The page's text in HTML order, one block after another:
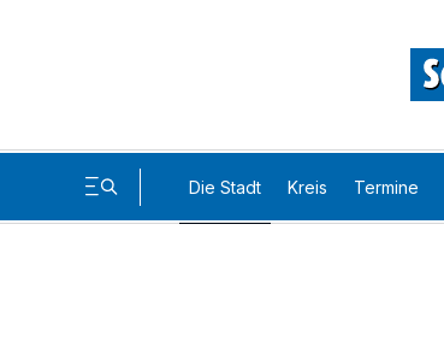
Die Stadt Kreis Termine